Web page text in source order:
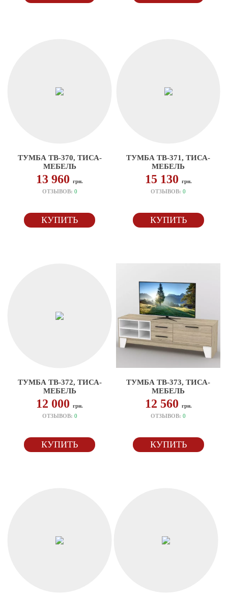
ТУМБА ТВ-370, ТИСА-
МЕБЕЛЬ
13 960грн.
ОТЗЫВОВ: 0
КУПИТЬ
ТУМБА ТВ-371, ТИСА-
МЕБЕЛЬ
15 130 грн.
ОТЗЫВОВ:0
КУПИТЬ
ТУМБА ТВ-372, ТИСА-
МЕБЕЛЬ
12 000грн.
ОТЗЫВОВ: 0
КУПИТЬ
ТУМБА ТВ-373, ТИСА-
МЕБЕЛЬ
12 560 грн.
ОТЗЫВОВ:0
КУПИТЬ